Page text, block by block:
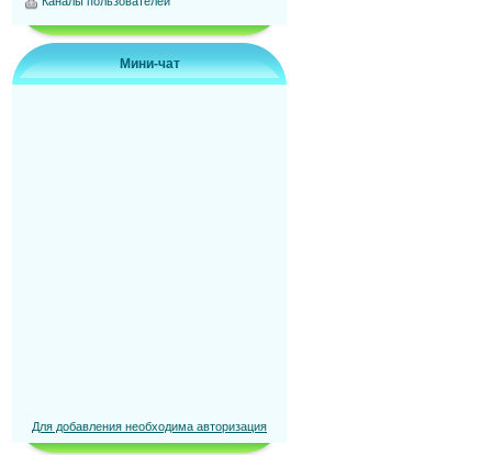
Мини-чат
Для добавления необходима авторизация